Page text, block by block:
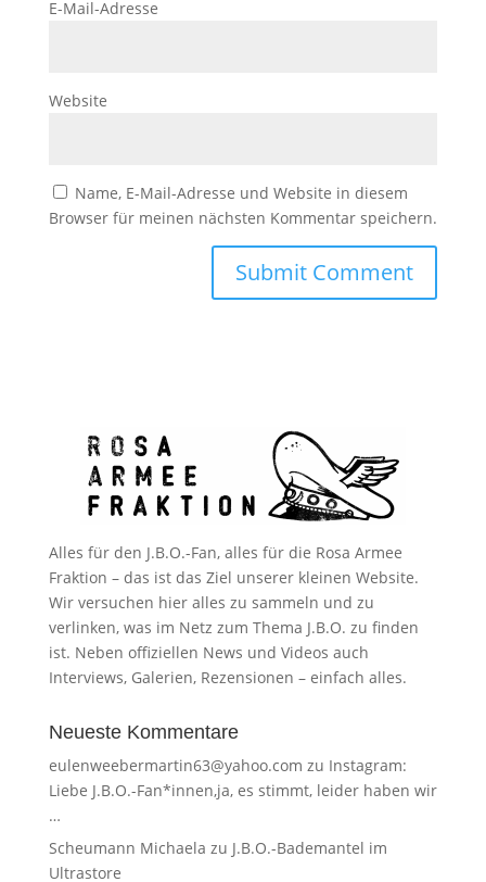
E-Mail-Adresse
Website
Name, E-Mail-Adresse und Website in diesem
Browser für meinen nächsten Kommentar speichern.
Alles für den J.B.O.-Fan, alles für die Rosa Armee
Fraktion – das ist das Ziel unserer kleinen Website.
Wir versuchen hier alles zu sammeln und zu
verlinken, was im Netz zum Thema J.B.O. zu finden
ist. Neben offiziellen News und Videos auch
Interviews, Galerien, Rezensionen – einfach alles.
Neueste Kommentare
eulenweebermartin63@yahoo.com zu Instagram:
Liebe J.B.O.-Fan*innen,ja, es stimmt, leider haben wir
…
Scheumann Michaela zu J.B.O.-Bademantel im
Ultrastore